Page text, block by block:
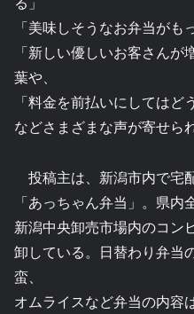
「美味しそうなお弁当がも
「新しい優しいお客さん
葉や、
「料金を前払いにしてはど
などさまざまな声が寄せられ
投稿主は、新潟市内で宅
「あっちゃん弁当」。県内
新潟中央卸売市場内のコン
卸している。日替わり弁当
蛮、
オムライスなど弁当の内容